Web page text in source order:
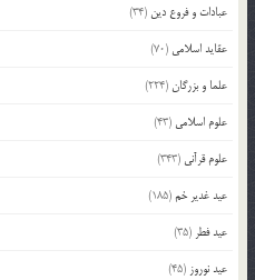
عبادات و فروع دین (34)
عقاید اسلامی (70)
علما و بزرگان(224)
علوم اسلامی (43)
علوم قرآنی (343)
عید غدیر خم(185)
عید فطر (35)
عید نوروز (45)